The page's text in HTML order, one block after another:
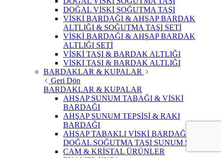
DOĞAL VİSKİ SOĞUTMA TAŞI
VİSKİ BARDAĞI & AHŞAP BARDAK
ALTLIĞI & SOĞUTMA TAŞI SETİ
VİSKİ BARDAĞI & AHŞAP BARDAK
ALTLIĞI SETİ
VİSKİ TAŞI & BARDAK ALTLIĞI
VİSKİ TAŞI & BARDAK ALTLIĞI
BARDAKLAR & KUPALAR
Geri Dön
BARDAKLAR & KUPALAR
AHŞAP SUNUM TABAĞI & VİSKİ
BARDAĞI
AHŞAP SUNUM TEPSİSİ & RAKI
BARDAĞI
AHŞAP TABAKLI VİSKİ BARDAĞI &
DOĞAL SOĞUTMA TAŞI SUNUM SETİ
CAM & KRİSTAL ÜRÜNLER